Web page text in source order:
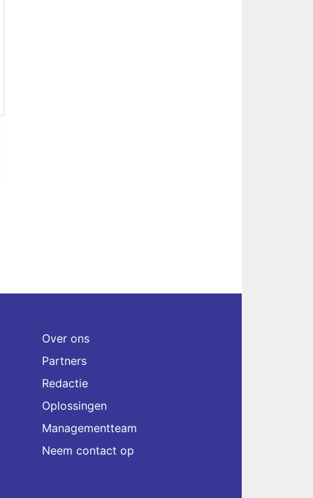
Over ons
Partners
Redactie
Oplossingen
Managementteam
Neem contact op